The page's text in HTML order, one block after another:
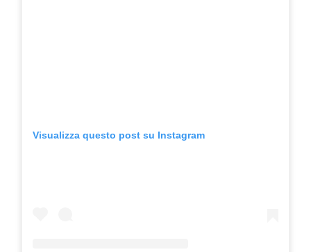
Visualizza questo post su Instagram